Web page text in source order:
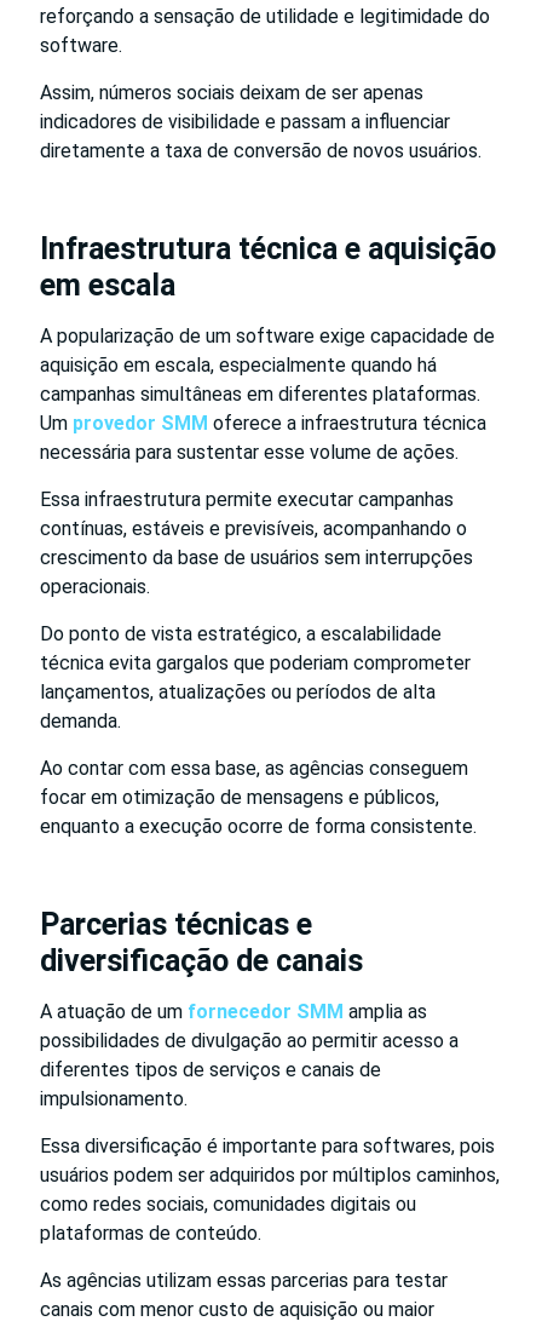
reforçando a sensação de utilidade e legitimidade do
software.
Assim, números sociais deixam de ser apenas
indicadores de visibilidade e passam a influenciar
diretamente a taxa de conversão de novos usuários.
Infraestrutura técnica e aquisição
em escala
A popularização de um software exige capacidade de
aquisição em escala, especialmente quando há
campanhas simultâneas em diferentes plataformas.
Um provedor SMM oferece a infraestrutura técnica
necessária para sustentar esse volume de ações.
Essa infraestrutura permite executar campanhas
contínuas, estáveis e previsíveis, acompanhando o
crescimento da base de usuários sem interrupções
operacionais.
Do ponto de vista estratégico, a escalabilidade
técnica evita gargalos que poderiam comprometer
lançamentos, atualizações ou períodos de alta
demanda.
Ao contar com essa base, as agências conseguem
focar em otimização de mensagens e públicos,
enquanto a execução ocorre de forma consistente.
Parcerias técnicas e
diversificação de canais
A atuação de um fornecedor SMM amplia as
possibilidades de divulgação ao permitir acesso a
diferentes tipos de serviços e canais de
impulsionamento.
Essa diversificação é importante para softwares, pois
usuários podem ser adquiridos por múltiplos caminhos,
como redes sociais, comunidades digitais ou
plataformas de conteúdo.
As agências utilizam essas parcerias para testar
canais com menor custo de aquisição ou maior